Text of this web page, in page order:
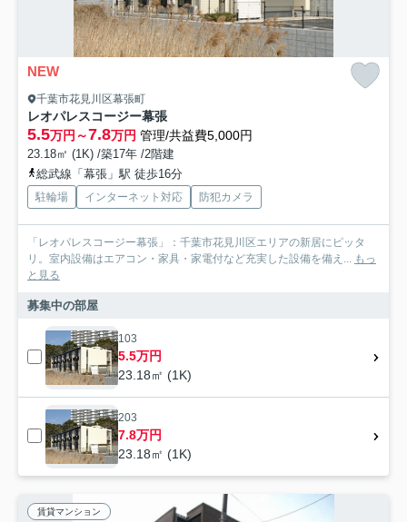
NEW
千葉市花見川区幕張町
レオパレスコージー幕張
5.5万円～7.8万円 管理/共益費5,000円
23.18㎡ (1K) /築17年 /2階建
総武線「幕張」駅 徒歩16分
駐輪場 インターネット対応 防犯カメラ
「レオパレスコージー幕張」：千葉市花見川区エリアの新居にピッタ
リ。室内設備はエアコン・家具・家電付など充実した設備を備え...
もっ
と見る
募集中の部屋
103
5.5万円
23.18㎡ (1K)
203
7.8万円
23.18㎡ (1K)
賃貸マンション